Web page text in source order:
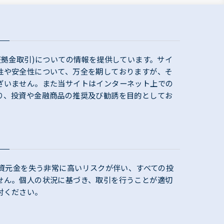
金取引)についての情報を提供しています。サイ
安全性について、万全を期しておりますが、そ
ません。また当サイトはインターネット上での
投資や金融商品の推奨及び勧誘を目的としてお
元金を失う非常に高いリスクが伴い、すべての投
。個人の状況に基づき、取引を行うことが適切
ださい。